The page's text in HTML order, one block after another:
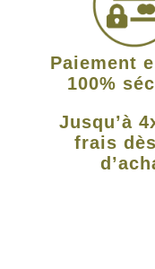
Paiement
100%
Jusqu’à
frais